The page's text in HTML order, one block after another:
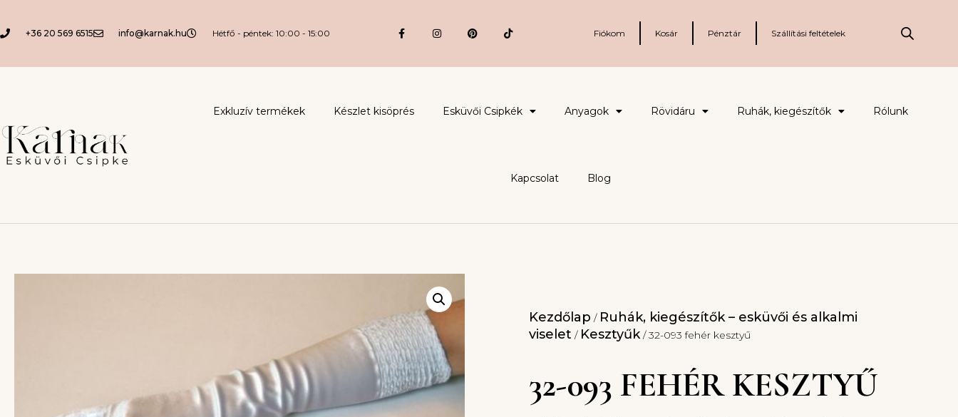
+36 20 569 6515 info@karnak.hu Hétfő - péntek: 10:00 - 15:00 Fiókom Kosár Pénztár Szállítási feltételek
Exkluzív termékek Készlet kisöprés Esküvői Csipkék Anyagok Rövidáru Ruhák, kiegészítők Rólunk
Kapcsolat Blog
Kezdőlap / Ruhák, kiegészítők – esküvői és alkalmi
viselet / Kesztyűk/ 32-093 fehér kesztyű
32-093 FEHÉR KESZTYŰ